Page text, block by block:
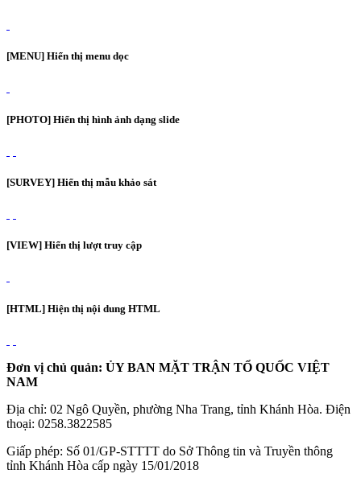
[MENU] Hiển thị menu dọc
[PHOTO] Hiển thị hình ảnh dạng slide
[SURVEY] Hiển thị mẫu khảo sát
[VIEW] Hiển thị lượt truy cập
[HTML] Hiện thị nội dung HTML
Đơn vị chủ quản: ỦY BAN MẶT TRẬN TỔ QUỐC VIỆT
NAM
Địa chỉ: 02 Ngô Quyền, phường Nha Trang, tỉnh Khánh Hòa. Điện
thoại: 0258.3822585
Giấp phép: Số 01/GP-STTTT do Sở Thông tin và Truyền thông
tỉnh Khánh Hòa cấp ngày 15/01/2018